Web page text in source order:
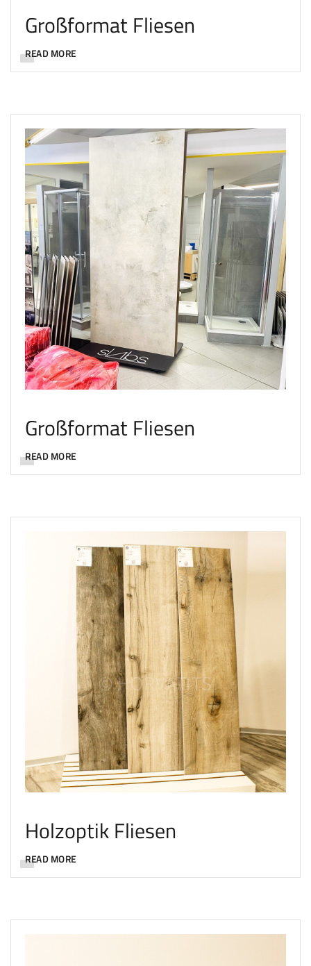
Großformat Fliesen
READ MORE
Großformat Fliesen
READ MORE
Holzoptik Fliesen
READ MORE